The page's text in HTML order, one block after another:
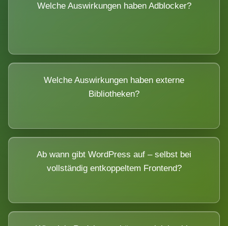
Welche Auswirkungen haben Adblocker?
Welche Auswirkungen haben externe
Bibliotheken?
Ab wann gibt WordPress auf – selbst bei
vollständig entkoppeltem Frontend?